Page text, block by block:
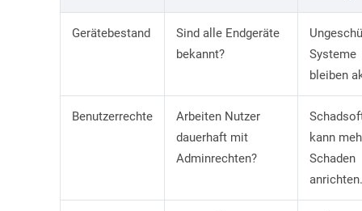
Gerätebestand
Sind alle Endgeräte
bekannt?
Systeme
bleiben
Benutzerrechte
Arbeiten Nutzer
dauerhaft mit
Adminrechten?
kann
Schaden
anrichten.